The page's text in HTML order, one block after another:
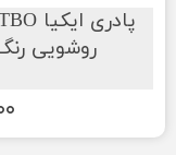
روشویی